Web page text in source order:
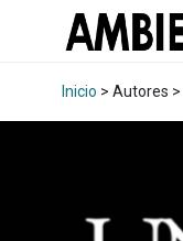
Inicio > Autores >